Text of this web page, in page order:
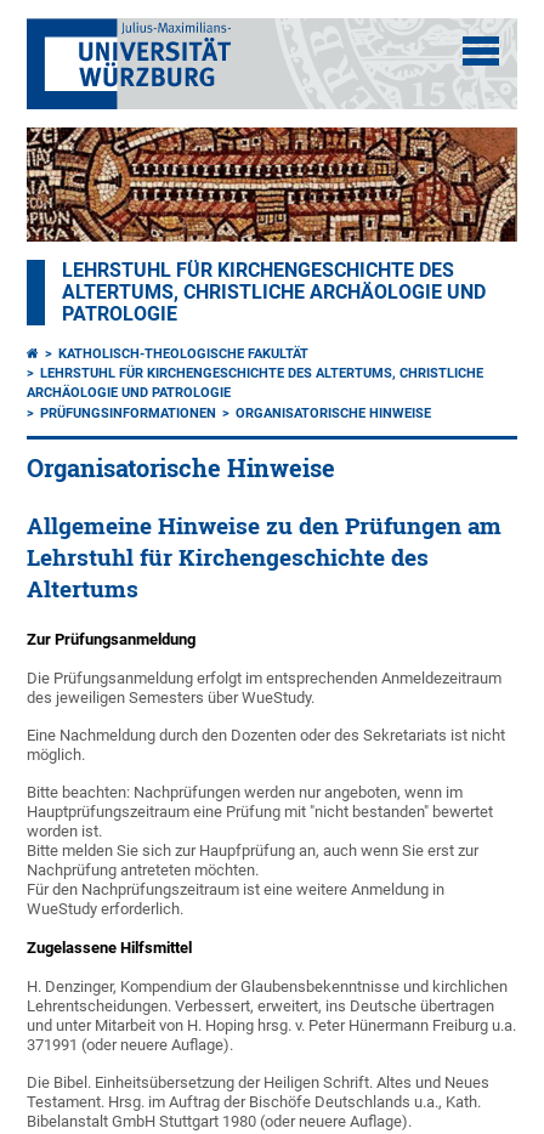
LEHRSTUHL FÜR KIRCHENGESCHICHTE DES
ALTERTUMS, CHRISTLICHE ARCHÄOLOGIE UND
PATROLOGIE
KATHOLISCH-THEOLOGISCHE FAKULTÄT
LEHRSTUHL FÜR KIRCHENGESCHICHTE DES ALTERTUMS, CHRISTLICHE
ARCHÄOLOGIE UND PATROLOGIE
PRÜFUNGSINFORMATIONEN
ORGANISATORISCHE HINWEISE
Organisatorische Hinweise
Allgemeine Hinweise zu den Prüfungen am
Lehrstuhl für Kirchengeschichte des
Altertums
Zur Prüfungsanmeldung
Die Prüfungsanmeldung erfolgt im entsprechenden Anmeldezeitraum
des jeweiligen Semesters über WueStudy.
Eine Nachmeldung durch den Dozenten oder des Sekretariats ist nicht
möglich.
Bitte beachten: Nachprüfungen werden nur angeboten, wenn im
Hauptprüfungszeitraum eine Prüfung mit "nicht bestanden" bewertet
worden ist.
Bitte melden Sie sich zur Haupfprüfung an, auch wenn Sie erst zur
Nachprüfung antreteten möchten.
Für den Nachprüfungszeitraum ist eine weitere Anmeldung in
WueStudy erforderlich.
Zugelassene Hilfsmittel
H. Denzinger, Kompendium der Glaubensbekenntnisse und kirchlichen
Lehrentscheidungen. Verbessert, erweitert, ins Deutsche übertragen
und unter Mitarbeit von H. Hoping hrsg. v. Peter Hünermann Freiburg u.a.
371991 (oder neuere Auflage).
Die Bibel. Einheitsübersetzung der Heiligen Schrift. Altes und Neues
Testament. Hrsg. im Auftrag der Bischöfe Deutschlands u.a., Kath.
Bibelanstalt GmbH Stuttgart 1980 (oder neuere Auflage).